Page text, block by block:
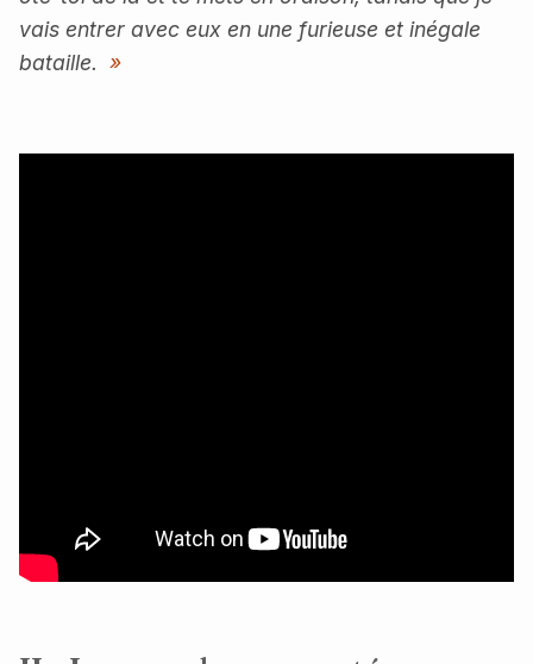
vais entrer avec eux en une furieuse et inégale
bataille. »